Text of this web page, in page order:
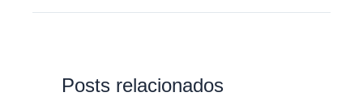
Posts relacionados